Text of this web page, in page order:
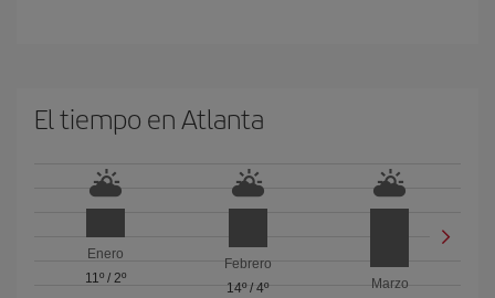
El tiempo en Atlanta
Enero
11º/ 2º
Febrero
14º/ 4º
Marzo